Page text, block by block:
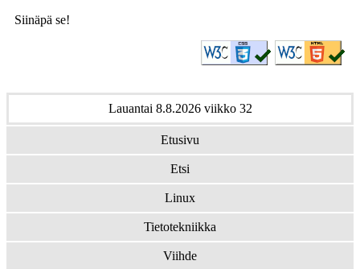
Siinäpä se!
Lauantai 8.8.2026 viikko 32
Etusivu
Etsi
Linux
Tietotekniikka
Viihde